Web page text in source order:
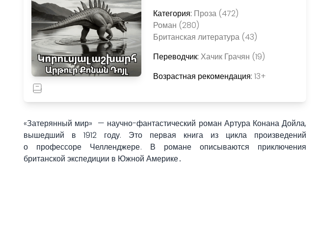
Категория: Проза (472)
Роман (280)
Британская литература (43)
Переводчик: Хачик Грачян (19)
Возрастная рекомендация: 13+
«Затерянный мир» — научно-фантастический роман Артура Конана Дойла,
вышедший в 1912 году. Это первая книга из цикла произведений
о профессоре Челленджере. В романе описываются приключения
британской экспедиции в Южной Америке․